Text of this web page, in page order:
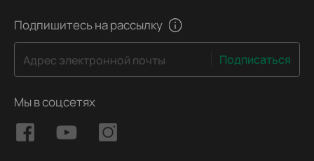
Подпишитесь на рассылку
Адрес электронной почты Подписаться
Мы в соцсетях